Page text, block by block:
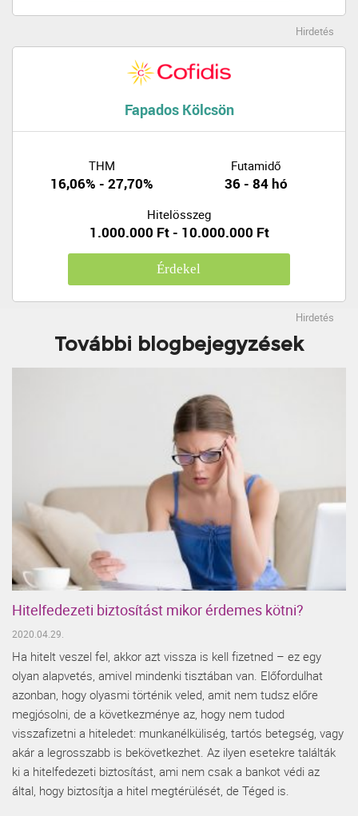
Hirdetés
Fapados Kölcsön
THM
16,06% - 27,70%
Futamidő
36 - 84 hó
Hitelösszeg
1.000.000 Ft - 10.000.000 Ft
Érdekel
Hirdetés
További blogbejegyzések
Hitelfedezeti biztosítást mikor érdemes kötni?
2020.04.29.
Ha hitelt veszel fel, akkor azt vissza is kell fizetned – ez egy
olyan alapvetés, amivel mindenki tisztában van. Előfordulhat
azonban, hogy olyasmi történik veled, amit nem tudsz előre
megjósolni, de a következménye az, hogy nem tudod
visszafizetni a hiteledet: munkanélküliség, tartós betegség, vagy
akár a legrosszabb is bekövetkezhet. Az ilyen esetekre találták
ki a hitelfedezeti biztosítást, ami nem csak a bankot védi az
által, hogy biztosítja a hitel megtérülését, de Téged is.